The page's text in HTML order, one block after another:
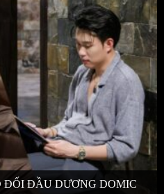
ĐỐI ĐẦU DƯƠNG DOMIC